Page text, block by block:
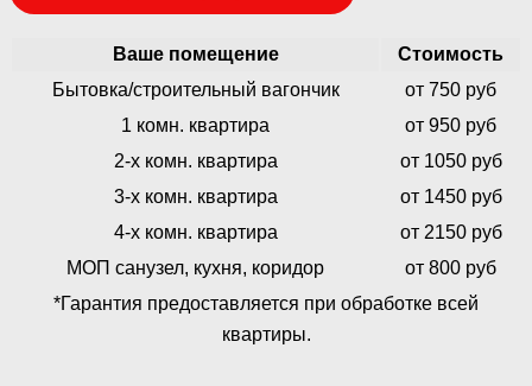
Ваше помещение
Стоимость
Бытовка/строительный вагончик
от 750 руб
1 комн. квартира
от 950 руб
2-х комн. квартира
от 1050 руб
3-х комн. квартира
от 1450 руб
4-х комн. квартира
от 2150 руб
МОП санузел, кухня, коридор
от 800 руб
*Гарантия предоставляется при обработке всей
квартиры.